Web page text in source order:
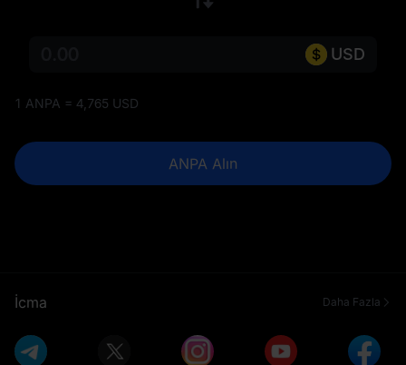
USD
1 ANPA = 4,765 USD
ANPA Alın
İcma Daha Fazla